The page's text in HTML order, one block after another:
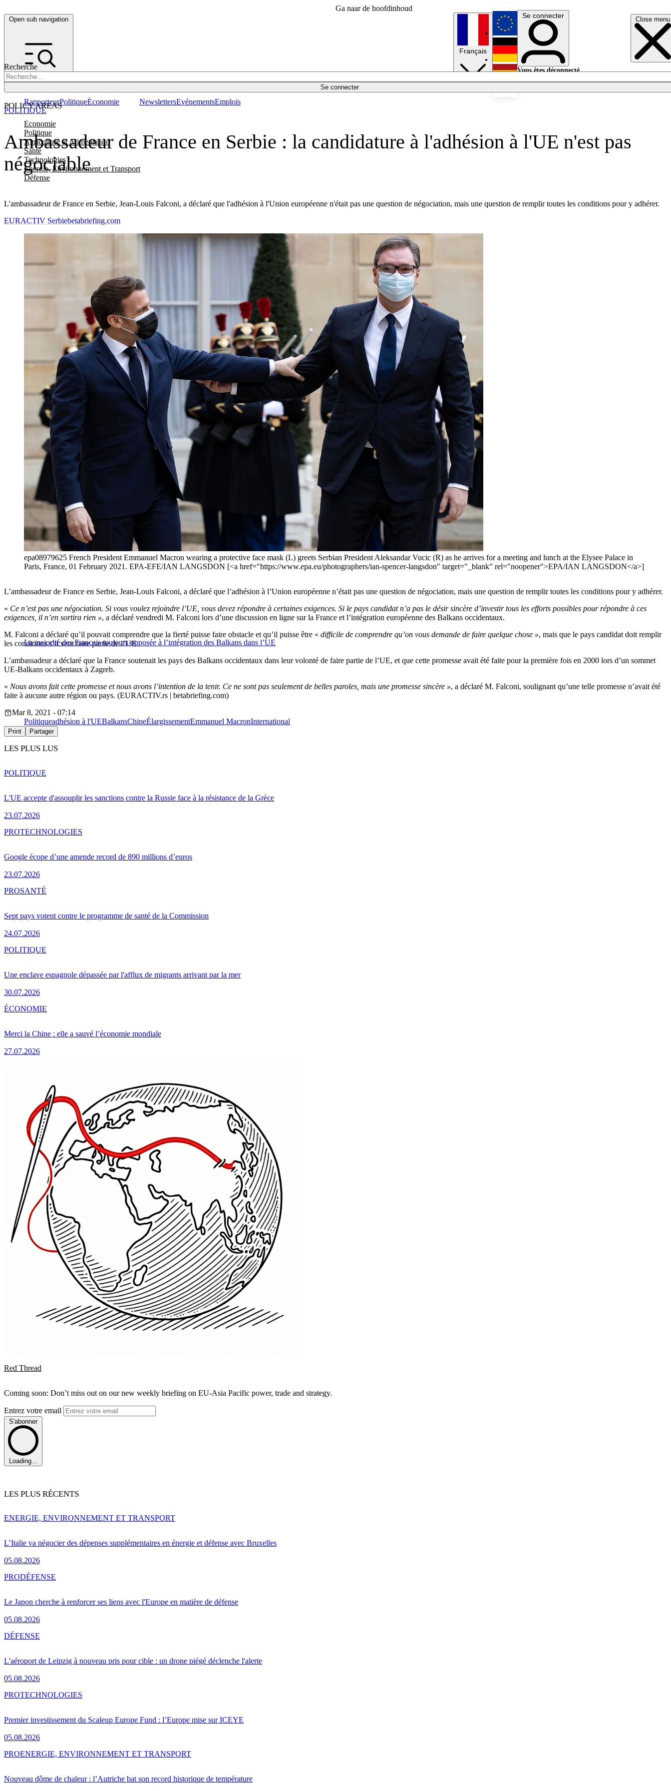
Ga naar de hoofdinhoud
Open sub navigation Close menu
Recherche
Se connecter
POLICY AREAS
Economie
Politique
Agriculture et Alimentation
Santé
Technologies
Energie, Environnement et Transport
Défense
RapporteurPolitiqueÉconomie NewslettersEvénementsEmplois
Français
English
Deutsch
Se connecter
Vous êtes déconnecté.
Ambassadeur de France en Serbie : la candidature à l'adhésion à l'UE n'est pas
négociable
L'ambassadeur de France en Serbie, Jean-Louis Falconi, a déclaré que l'adhésion à l'Union européenne n'était pas une question de négociation, mais une question de remplir toutes les conditions pour y adhérer.
POLITIQUE
EURACTIV Serbiebetabriefing.com
epa08979625 French President Emmanuel Macron wearing a protective face mask (L) greets Serbian President Aleksandar Vucic (R) as he arrives for a meeting and lunch at the Elysee Palace in
Paris, France, 01 February 2021. EPA-EFE/IAN LANGSDON [<a href="https://www.epa.eu/photographers/ian-spencer-langsdon" target="_blank" rel="noopener">EPA/IAN LANGSDON</a>]
L’ambassadeur de France en Serbie, Jean-Louis Falconi, a déclaré que l’adhésion à l’Union européenne n’était pas une question de négociation, mais une question de remplir toutes les conditions pour y adhérer.
« Ce n’est pas une négociation. Si vous voulez rejoindre l’UE, vous devez répondre à certaines exigences. Si le pays candidat n’a pas le désir sincère d’investir tous les efforts possibles pour répondre à ces
exigences, il n’en sortira rien », a déclaré vendredi M. Falconi lors d’une discussion en ligne sur la France et l’intégration européenne des Balkans occidentaux.
La majorité des Français toujours opposée à l’intégration des Balkans dans l’UE
M. Falconi a déclaré qu’il pouvait comprendre que la fierté puisse faire obstacle et qu’il puisse être « difficile de comprendre qu’on vous demande de faire quelque chose », mais que le pays candidat doit remplir
les conditions s’il veut faire partie de l’UE.
L’ambassadeur a déclaré que la France soutenait les pays des Balkans occidentaux dans leur volonté de faire partie de l’UE, et que cette promesse avait été faite pour la première fois en 2000 lors d’un sommet
UE-Balkans occidentaux à Zagreb.
« Nous avons fait cette promesse et nous avons l’intention de la tenir. Ce ne sont pas seulement de belles paroles, mais une promesse sincère », a déclaré M. Falconi, soulignant qu’une telle promesse n’avait été
faite à aucune autre région ou pays. (EURACTIV.rs | betabriefing.com)
Mar 8, 2021 - 07:14
Politiqueadhésion à l'UEBalkansChineÉlargissementEmmanuel MacronInternational
Print Partager
LES PLUS LUS
L'UE accepte d'assouplir les sanctions contre la Russie face à la résistance de la Grèce
23.07.2026
POLITIQUE
Google écope d’une amende record de 890 millions d’euros
23.07.2026
PROTECHNOLOGIES
Sept pays votent contre le programme de santé de la Commission
24.07.2026
PROSANTÉ
Une enclave espagnole dépassée par l'afflux de migrants arrivant par la mer
30.07.2026
POLITIQUE
Merci la Chine : elle a sauvé l’économie mondiale
27.07.2026
ÉCONOMIE
Red Thread
Coming soon: Don’t miss out on our new weekly briefing on EU-Asia Pacific power, trade and strategy.
Entrez votre email
S'abonner
Loading...
LES PLUS RÉCENTS
L’Italie va négocier des dépenses supplémentaires en énergie et défense avec Bruxelles
05.08.2026
ENERGIE, ENVIRONNEMENT ET TRANSPORT
Le Japon cherche à renforcer ses liens avec l'Europe en matière de défense
05.08.2026
PRODÉFENSE
L'aéroport de Leipzig à nouveau pris pour cible : un drone piégé déclenche l'alerte
05.08.2026
DÉFENSE
Premier investissement du Scaleup Europe Fund : l’Europe mise sur ICEYE
05.08.2026
PROTECHNOLOGIES
Nouveau dôme de chaleur : l’Autriche bat son record historique de température
PROENERGIE, ENVIRONNEMENT ET TRANSPORT